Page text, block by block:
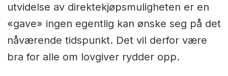
utvidelse av direktekjøpsmuligheten er en
«gave» ingen egentlig kan ønske seg på det
nåværende tidspunkt. Det vil derfor være
bra for alle om lovgiver rydder opp.